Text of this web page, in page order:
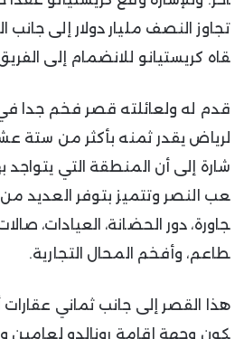
تجاوز النصف مليار دولار إلى
قاه كريستيانو للانضمام إلى
قدم له ولعائلته قصر فخم جدا
لرياض يقدر ثمنه بأكثر من ستة
شارة إلى أن المنطقة التي
عب النصر وتتميز بتوفر العديد
جاورة، دور الحضانة، العيادات،
طاعم، وأفخم المحال التجارية.
هذا القصر إلى جانب ثماني
كون وجهة إقامة رونالدو